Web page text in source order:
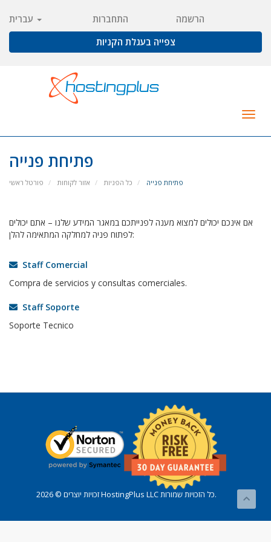
התחברות
הרשמה
צפייה בעגלת הקניות
פתיחת פנייה
פורטל ראשי אזור לקוחות כל הפניות פתיחת פנייה
אם אינכם יכולים למצוא מענה לפנייתכם במאגר המידע שלנו – אתם יכולים
לפתוח פניה למחלקה המתאימה להלן:
Staff Comercial
Compra de servicios y consultas comerciales.
Staff Soporte
Soporte Tecnico
זכויות יוצרים © 2026 HostingPlus LLC כל הזכויות שמורות.